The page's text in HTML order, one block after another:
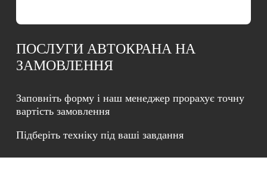
ПОСЛУГИ АВТОКРАНА НА
ЗАМОВЛЕННЯ
Заповніть форму і наш менеджер прорахує точну
вартість замовлення
Підберіть техніку під ваші завдання